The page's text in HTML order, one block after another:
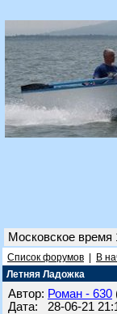
Московское время
Список форумов В
Летняя Ладожка
Автор: Роман - 630
Дата: 28-06-21